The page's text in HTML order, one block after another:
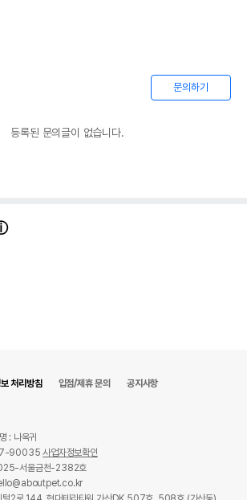
문의하기
등록된 문의글이 없습니다.
처리방침 입점/제휴 문의 공지사항
: 나옥귀
87-90035사업자정보확인
서울금천-2382호